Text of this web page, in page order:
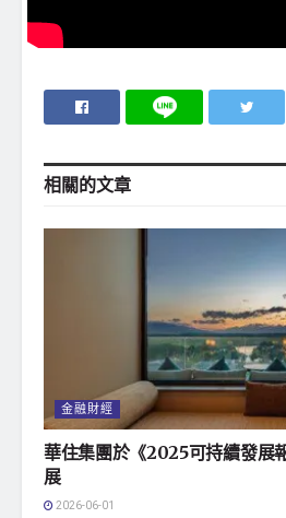
相關的文章
金融財經
華住集團於《2025可持續發展
展
2026-06-01